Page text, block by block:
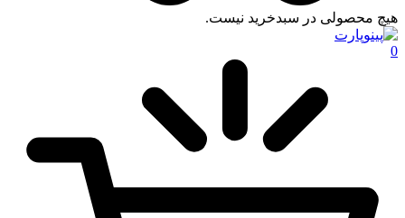
هیچ محصولی در سبدخرید نیست.
0